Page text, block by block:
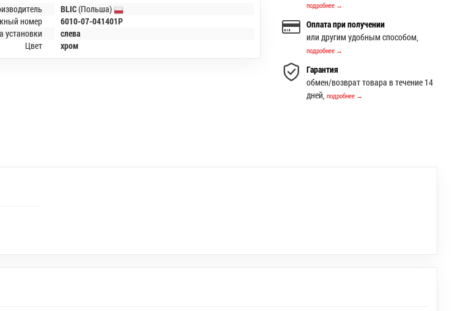
BLIC(Польша)
номер
6010-07-041401P
установки
слева
Цвет
хром
подробнее →
Оплата при получении
или другим удобным способом,
подробнее →
Гарантия
обмен/возврат товара в течение 14
дней,подробнее →